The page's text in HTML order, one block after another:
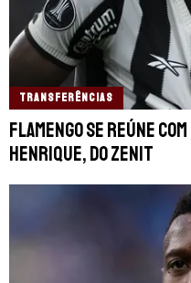
TRANSFERÊNCIAS
Flamengo se reúne
Henrique, do Zenit